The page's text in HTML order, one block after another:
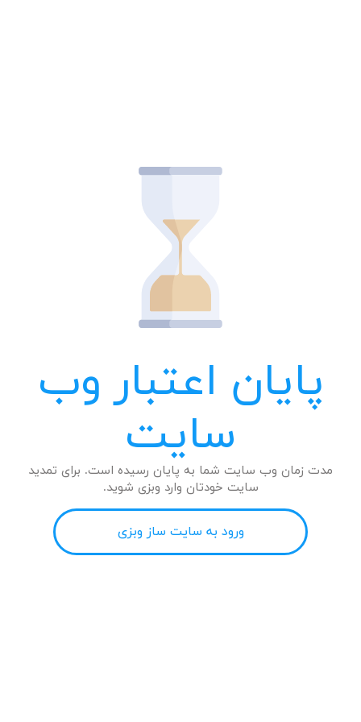
پایان اعتبار وب
سایت
مدت زمان وب سایت شما به پایان رسیده است. برای تمدید
سایت خودتان وارد وبزی شوید.
ورود به سایت ساز وبزی